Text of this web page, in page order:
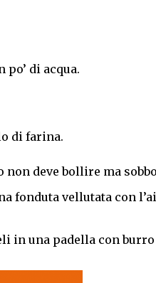
di acqua.
di farina.
non deve bollire ma
fonduta vellutata con
in una padella con burro